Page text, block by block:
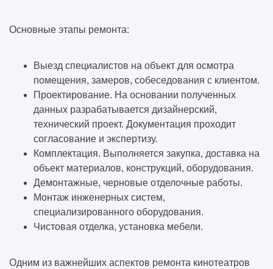
Основные этапы ремонта:
Выезд специалистов на объект для осмотра
помещения, замеров, собеседования с клиентом.
Проектирование. На основании полученных
данных разрабатывается дизайнерский,
технический проект. Документация проходит
согласование и экспертизу.
Комплектация. Выполняется закупка, доставка на
объект материалов, конструкций, оборудования.
Демонтажные, черновые отделочные работы.
Монтаж инженерных систем,
специализированного оборудования.
Чистовая отделка, установка мебели.
Одним из важнейших аспектов ремонта кинотеатров